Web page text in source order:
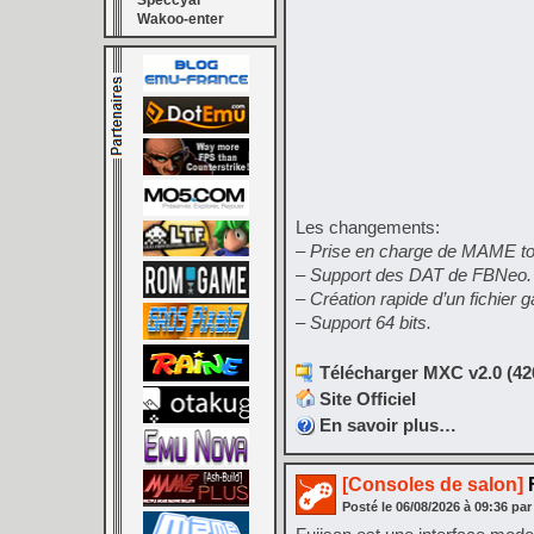
Wakoo-enter
Les changements:
– Prise en charge de MAME
– Support des DAT de FBNeo.
– Création rapide d’un fichier
– Support 64 bits.
Télécharger MXC v2.0
Site Officiel
En savoir plus…
[Consoles de salon]
Posté le 06/08/2026 à 09:36 par